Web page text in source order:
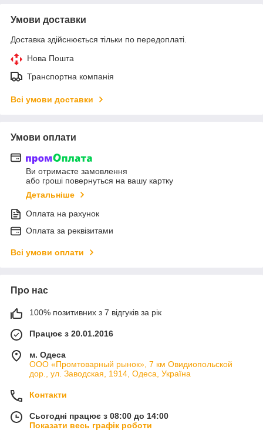
Умови доставки
Доставка здійснюється тільки по передоплаті.
Нова Пошта
Транспортна компанія
Всі умови доставки
Умови оплати
Ви отримаєте замовлення
або гроші повернуться на вашу картку
Детальніше
Оплата на рахунок
Оплата за реквізитами
Всі умови оплати
Про нас
100% позитивних з 7 відгуків за рік
Працює з 20.01.2016
м. Одеса
ООО «Промтоварный рынок», 7 км Овидиопольской
дор., ул. Заводская, 1914, Одеса, Україна
Контакти
Сьогодні працює з 08:00 до 14:00
Показати весь графік роботи